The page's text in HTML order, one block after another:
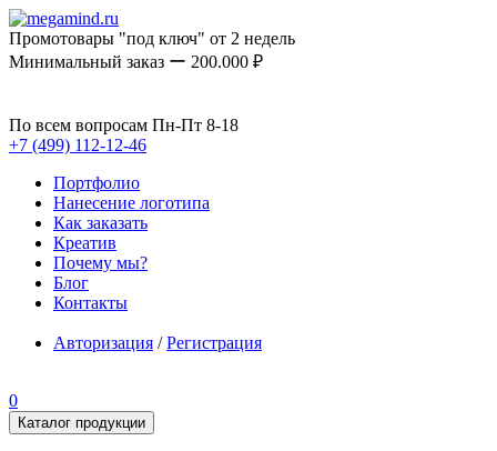
Промотовары "под ключ" от 2 недель
Минимальный заказ ー 200.000 ₽
По всем вопросам Пн-Пт 8-18
+7 (499) 112-12-46
Портфолио
Нанесение логотипа
Как заказать
Креатив
Почему мы?
Блог
Контакты
Авторизация /Регистрация
0
Каталог продукции